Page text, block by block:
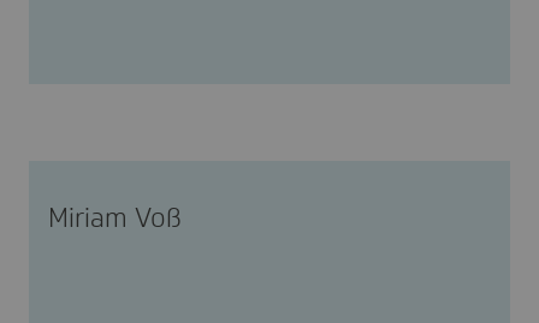
Miriam Voß